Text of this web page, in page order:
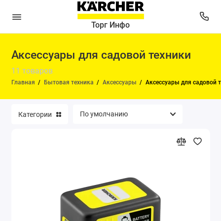
Торг Инфо
Аксессуары для садовой техники
11 товаров
Главная Бытовая техника Аксессуары Аксессуары для садовой
Воздухоочистители
Гладильные комплекты
Мойки высокого давления
Насосы и водоснабжение
Подметальные машины
Поломойные машины
Категории